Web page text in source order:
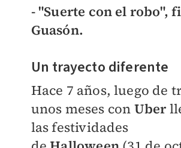
- "Suerte con el robo",
Guasón.
Un trayecto diferente
Hace 7 años, luego de
unos meses con Uber
las festividades